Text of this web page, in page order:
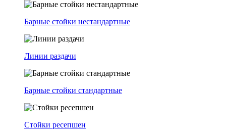
Барные стойки нестандартные
Линии раздачи
Барные стойки стандартные
Стойки ресепшен